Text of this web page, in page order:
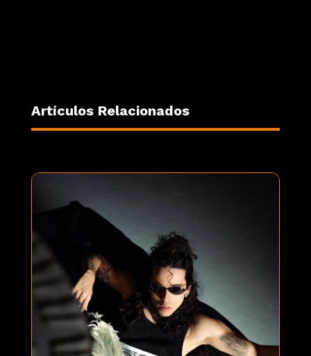
Artículos Relacionados